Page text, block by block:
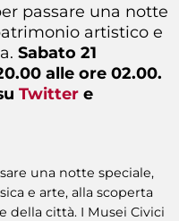
passare una notte
artistico e
Sabato 21
alle ore 02.00.
Twitter e
una notte speciale,
e arte, alla scoperta
della città. I Musei Civici